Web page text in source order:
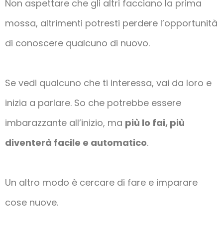
Non aspettare che gli altri facciano la prima
mossa, altrimenti potresti perdere l’opportunità
di conoscere qualcuno di nuovo.
Se vedi qualcuno che ti interessa, vai da loro e
inizia a parlare. So che potrebbe essere
imbarazzante all’inizio, ma più lo fai, più
diventerà facile e automatico.
Un altro modo è cercare di fare e imparare
cose nuove.